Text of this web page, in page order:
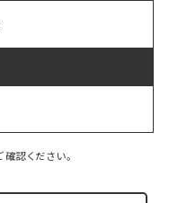
認ください。